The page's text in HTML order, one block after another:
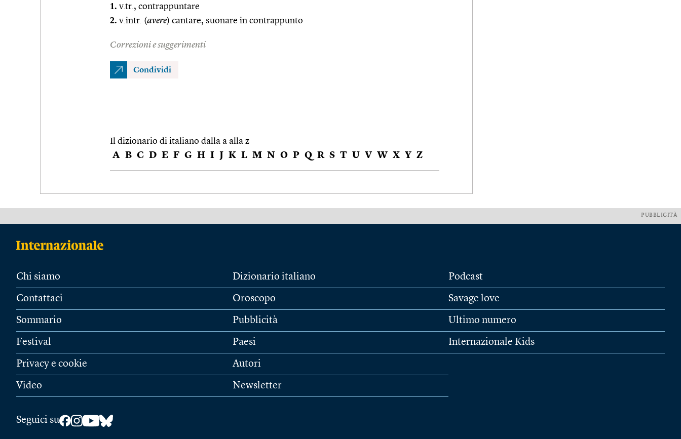
1. v.tr., contrappuntare
2. v.intr. (avere) cantare, suonare in contrappunto
Correzioni e suggerimenti
Condividi
Il dizionario di italiano dalla a alla z
A B C D E F G H I J K L M N O P Q R S T U V W X Y Z
PUBBLICITÀ
Chi siamo
Contattaci
Sommario
Festival
Privacy e cookie
Video
Dizionario italiano
Oroscopo
Pubblicità
Paesi
Autori
Newsletter
Podcast
Savage love
Ultimo numero
Internazionale Kids
Seguici su